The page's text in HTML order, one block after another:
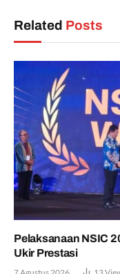
Related Posts
Pelaksanaan NSIC
Ukir Prestasi